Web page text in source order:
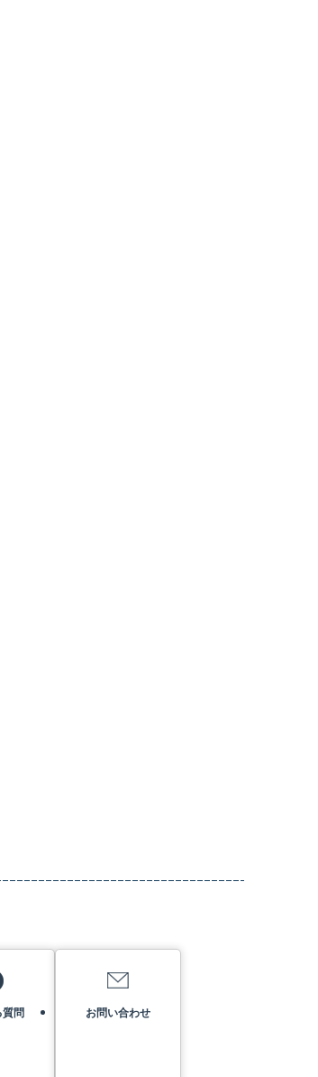
質問 お問い合わせ